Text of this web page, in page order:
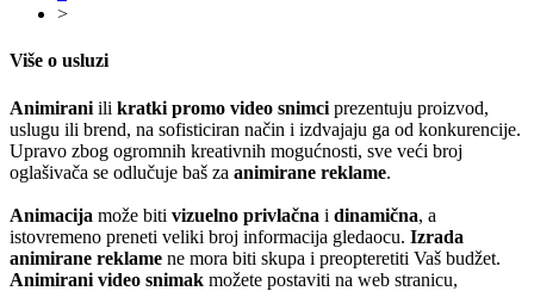
>
Više o usluzi
Animirani ili kratki promo video snimci prezentuju proizvod,
uslugu ili brend, na sofisticiran način i izdvajaju ga od konkurencije.
Upravo zbog ogromnih kreativnih mogućnosti, sve veći broj
oglašivača se odlučuje baš za animirane reklame.
Animacija može biti vizuelno privlačna i dinamična, a
istovremeno preneti veliki broj informacija gledaocu. Izrada
animirane reklame ne mora biti skupa i preopteretiti Vaš budžet.
Animirani video snimak možete postaviti na web stranicu,